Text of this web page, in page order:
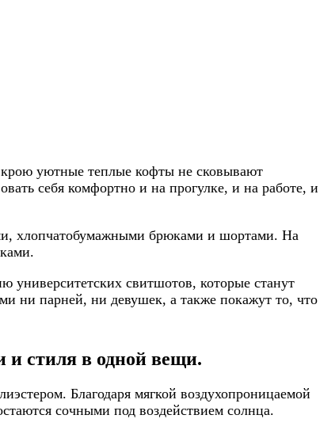
уютные теплые кофты не сковывают
себя комфортно и на прогулке, и на работе, и
хлопчатобумажными брюками и шортами. На
университетских свитшотов, которые станут
ни парней, ни девушек, а также покажут то, что
и стиля в одной вещи.
Благодаря мягкой воздухопроницаемой
сочными под воздействием солнца.